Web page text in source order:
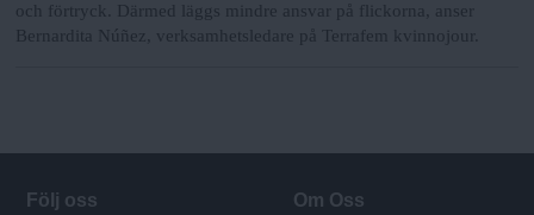
och förtryck. Därmed läggs mindre ansvar på flickorna, anser
Bernardita Núñez, verksamhetsledare på Terrafem kvinnojour.
Följ oss Om Oss